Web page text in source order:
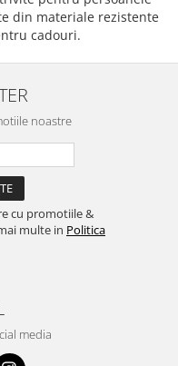
din materiale rezistente
cadouri.
noastre
cu promotiile &
multe in Politica
media